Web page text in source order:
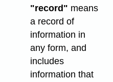
"record" means
a record of
information in
any form, and
includes
information that